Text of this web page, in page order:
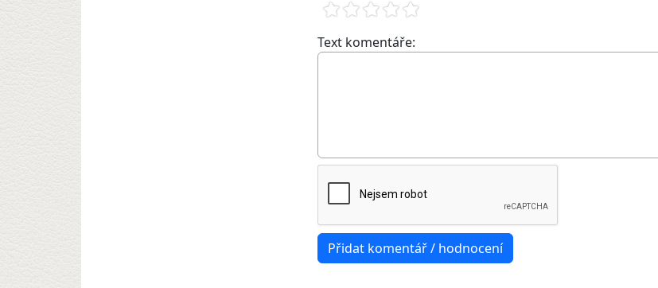
Text komentáře: